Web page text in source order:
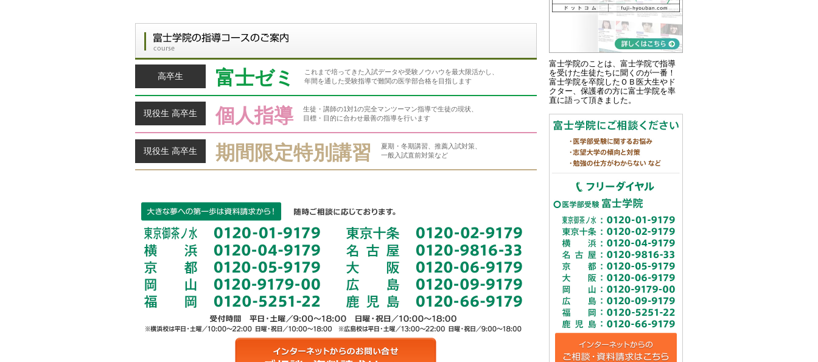
高卒生 富士ゼミ
これまで培ってきた入試データや受験ノウハウを最大限活かし、
年間を通した受験指導で難関の医学部合格を目指します
現役生 高卒生 個人指導
生徒・講師の1対1の完全マンツーマン指導で生徒の現状、
目標・目的に合わせ最善の指導を行います
現役生 高卒生 期間限定特別講習
夏期・冬期講習、推薦入試対策、
一般入試直前対策など
富士学院のことは、富士学院で指導
を受けた生徒たちに聞くのが一番！
富士学院を卒院したＯＢ医大生やド
クター、保護者の方に富士学院を率
直に語って頂きました。